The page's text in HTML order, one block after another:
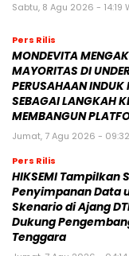
Sabtu, 8 Agu 2026 - 14:19
Pers Rilis
MONDEVITA
MAYORITAS DI
PERUSAHAAN
SEBAGAI LANGKAH
MEMBANGUN
Jumat, 7 Agu 2026 -
Pers Rilis
HIKSEMI Tampilkan
Penyimpanan Data
Skenario di Ajang
Dukung
Tenggara